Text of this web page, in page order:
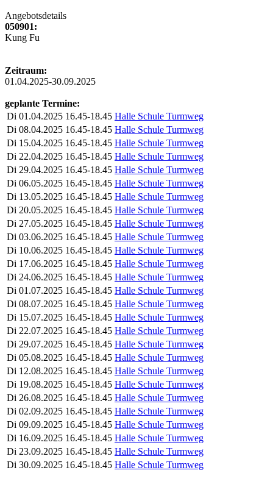
Angebotsdetails
050901:
Kung Fu
Zeitraum:
01.04.2025-30.09.2025
geplante Termine:
Di 01.04.2025 16.45-18.45 Halle Schule Turmweg
Di 08.04.2025 16.45-18.45 Halle Schule Turmweg
Di 15.04.2025 16.45-18.45 Halle Schule Turmweg
Di 22.04.2025 16.45-18.45 Halle Schule Turmweg
Di 29.04.2025 16.45-18.45 Halle Schule Turmweg
Di 06.05.2025 16.45-18.45 Halle Schule Turmweg
Di 13.05.2025 16.45-18.45 Halle Schule Turmweg
Di 20.05.2025 16.45-18.45 Halle Schule Turmweg
Di 27.05.2025 16.45-18.45 Halle Schule Turmweg
Di 03.06.2025 16.45-18.45 Halle Schule Turmweg
Di 10.06.2025 16.45-18.45 Halle Schule Turmweg
Di 17.06.2025 16.45-18.45 Halle Schule Turmweg
Di 24.06.2025 16.45-18.45 Halle Schule Turmweg
Di 01.07.2025 16.45-18.45 Halle Schule Turmweg
Di 08.07.2025 16.45-18.45 Halle Schule Turmweg
Di 15.07.2025 16.45-18.45 Halle Schule Turmweg
Di 22.07.2025 16.45-18.45 Halle Schule Turmweg
Di 29.07.2025 16.45-18.45 Halle Schule Turmweg
Di 05.08.2025 16.45-18.45 Halle Schule Turmweg
Di 12.08.2025 16.45-18.45 Halle Schule Turmweg
Di 19.08.2025 16.45-18.45 Halle Schule Turmweg
Di 26.08.2025 16.45-18.45 Halle Schule Turmweg
Di 02.09.2025 16.45-18.45 Halle Schule Turmweg
Di 09.09.2025 16.45-18.45 Halle Schule Turmweg
Di 16.09.2025 16.45-18.45 Halle Schule Turmweg
Di 23.09.2025 16.45-18.45 Halle Schule Turmweg
Di 30.09.2025 16.45-18.45 Halle Schule Turmweg